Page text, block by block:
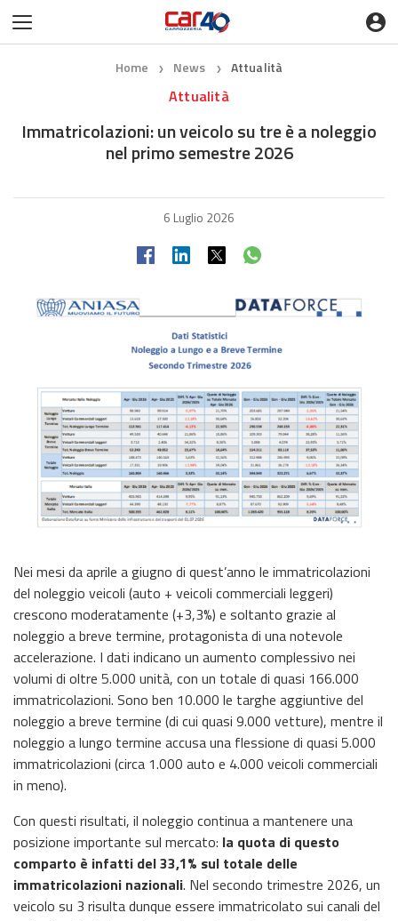
Home ❯ News ❯ Attualità
Attualità
Immatricolazioni: un veicolo su tre è a noleggio
nel primo semestre 2026
6 Luglio 2026
Nei mesi da aprile a giugno di quest’anno le immatricolazioni
del noleggio veicoli (auto + veicoli commerciali leggeri)
crescono moderatamente (+3,3%) e soltanto grazie al
noleggio a breve termine, protagonista di una notevole
accelerazione. I dati indicano un aumento complessivo nei
volumi di oltre 5.000 unità, con un totale di quasi 166.000
immatricolazioni. Sono ben 10.000 le targhe aggiuntive del
noleggio a breve termine (di cui quasi 9.000 vetture), mentre il
noleggio a lungo termine accusa una flessione di quasi 5.000
immatricolazioni (circa 1.000 auto e 4.000 veicoli commerciali
in meno).
Con questi risultati, il noleggio continua a mantenere una
posizione importante sul mercato: la quota di questo
comparto è infatti del 33,1% sul totale delle
immatricolazioni nazionali. Nel secondo trimestre 2026, un
veicolo su 3 risulta dunque essere immatricolato sui canali del